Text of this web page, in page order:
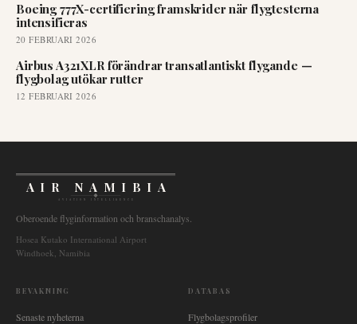
Boeing 777X-certifiering framskrider när flygtesterna
intensifieras
20 FEBRUARI 2026
Airbus A321XLR förändrar transatlantiskt flygande —
flygbolag utökar rutter
12 FEBRUARI 2026
AIR NAMIBIA
AVIATION INTELLIGENCE
Oberoende flyginformation och branschanalys.
Hosea Kutako International Airport
Windhoek, Namibia
BEVAKNING
Senaste nyheterna
DATABAS
Flygbolagsprofiler